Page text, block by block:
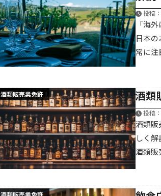
投稿
「海外
日本
常に注
酒類販売業免許 酒類
投稿
酒類販
しく解
酒類販
酒類販売業免許
全ての種類のお酒を業者に卸した
自分のブランドのお酒を卸したい
輸出入関係の免許
たい
プライバシーポリシー